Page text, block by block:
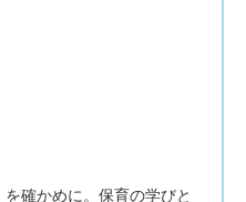
を確かめに。保育の学びと